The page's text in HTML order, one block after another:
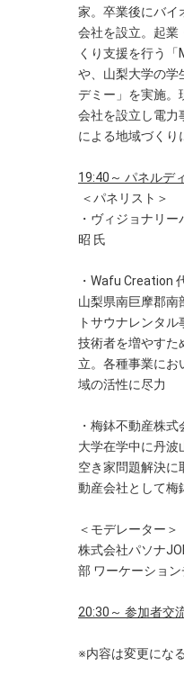
家。卒業後にバイ
会社を設立。起業
くり支援を行う「
や、山梨大学の学
デミー」を実施。
会社を設立し電力
による地域づくり
19:40～ パネルデ
＜パネリスト＞
・ヴィジョナリ
昭 氏
・Wafu Creation
山梨県南巨摩郡南
トサウナレンタ
技術者を増やすた
立。各種事業にお
域の活性に尽力
・梅鉢不動産株
大学在学中に丹波
空き家問題解決に
動産会社として梅
＜モデレーター＞
株式会社パソナ
部 ワーケーショ
20:30～ 参加者交
※内容は変更にな